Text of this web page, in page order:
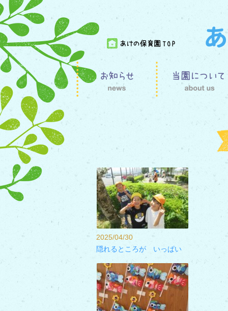
2025/04/30
隠れるところが いっぱい